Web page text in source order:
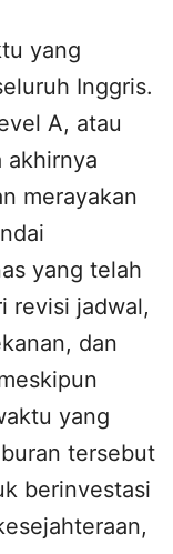
yang
Inggris.
A, atau
akhirnya
merayakan
yang telah
revisi jadwal,
dan
yang
tersebut
berinvestasi